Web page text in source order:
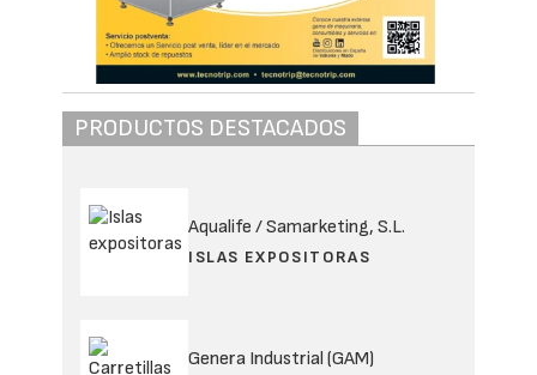
PRODUCTOS DESTACADOS
Aqualife / Samarketing, S.L.
ISLAS EXPOSITORAS
Genera Industrial (GAM)